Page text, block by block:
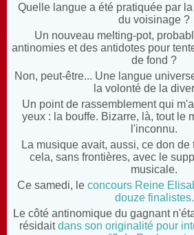
Quelle langue a été pratiquée par
du voisinage ?
Un nouveau melting-pot,
antinomies et des antidotes pour
de fond ?
Non, peut-être... Une langue
la volonté de la
Un point de rassemblement qui
yeux : la bouffe. Bizarre, là, tout le
l'inconnu.
La musique avait, aussi, ce don de
cela, sans frontières, avec le
musicale.
Ce samedi, le concours Reine
douze finalistes.
Le côté antinomique du gagnant
résidaitdans son originalité pour